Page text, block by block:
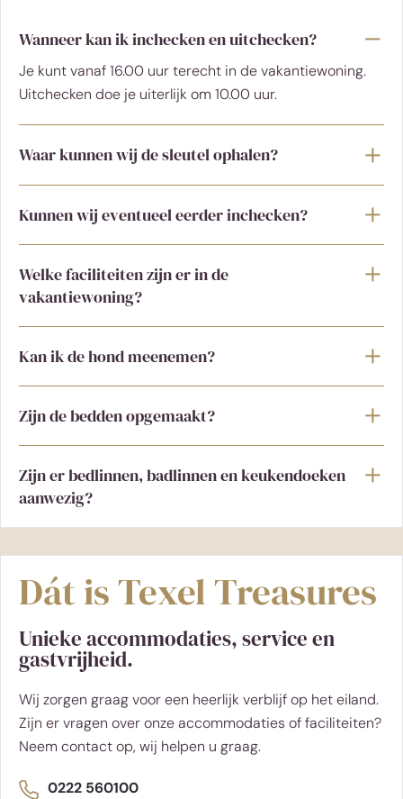
Wanneer kan ik inchecken en uitchecken?
Je kunt vanaf 16.00 uur terecht in de vakantiewoning.
Uitchecken doe je uiterlijk om 10.00 uur.
Waar kunnen wij de sleutel ophalen?
Kunnen wij eventueel eerder inchecken?
Welke faciliteiten zijn er in de
vakantiewoning?
Kan ik de hond meenemen?
Zijn de bedden opgemaakt?
Zijn er bedlinnen, badlinnen en keukendoeken
aanwezig?
Dát is Texel Treasures
Unieke accommodaties, service en
gastvrijheid.
Wij zorgen graag voor een heerlijk verblijf op het eiland.
Zijn er vragen over onze accommodaties of faciliteiten?
Neem contact op, wij helpen u graag.
0222 560100